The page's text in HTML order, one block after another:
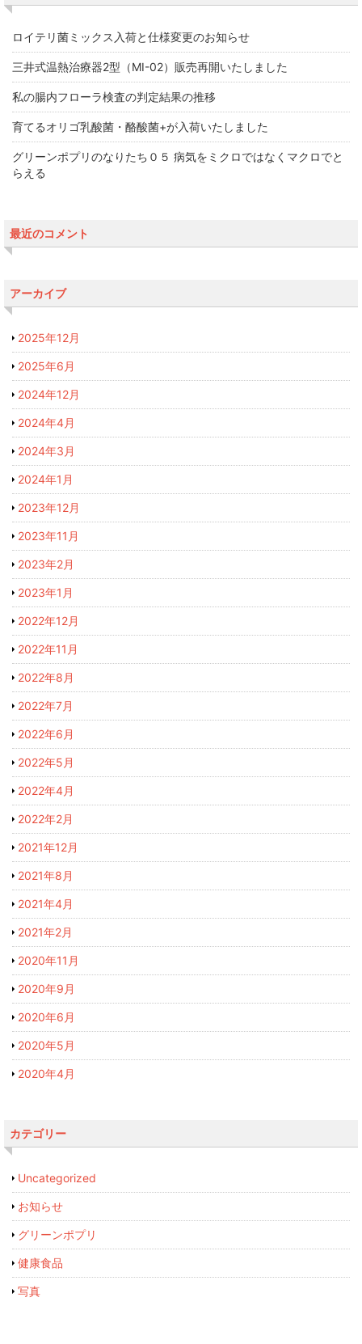
ロイテリ菌ミックス入荷と仕様変更のお知らせ
三井式温熱治療器2型（MI-02）販売再開いたしました
私の腸内フローラ検査の判定結果の推移
育てるオリゴ乳酸菌・酪酸菌+が入荷いたしました
グリーンポプリのなりたち０５ 病気をミクロではなくマクロでと
らえる
最近のコメント
アーカイブ
2025年12月
2025年6月
2024年12月
2024年4月
2024年3月
2024年1月
2023年12月
2023年11月
2023年2月
2023年1月
2022年12月
2022年11月
2022年8月
2022年7月
2022年6月
2022年5月
2022年4月
2022年2月
2021年12月
2021年8月
2021年4月
2021年2月
2020年11月
2020年9月
2020年6月
2020年5月
2020年4月
カテゴリー
Uncategorized
お知らせ
グリーンポプリ
健康食品
写真